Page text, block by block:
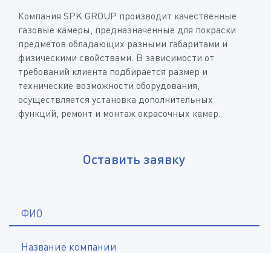
Компания SPK GROUP производит качественные
газовые камеры, предназначенные для покраски
предметов обладающих разными габаритами и
физическими свойствами. В зависимости от
требований клиента подбирается размер и
технические возможности оборудования,
осуществляется установка дополнительных
функций, ремонт и монтаж окрасочных камер.
Оставить заявку
ФИО
Название компании